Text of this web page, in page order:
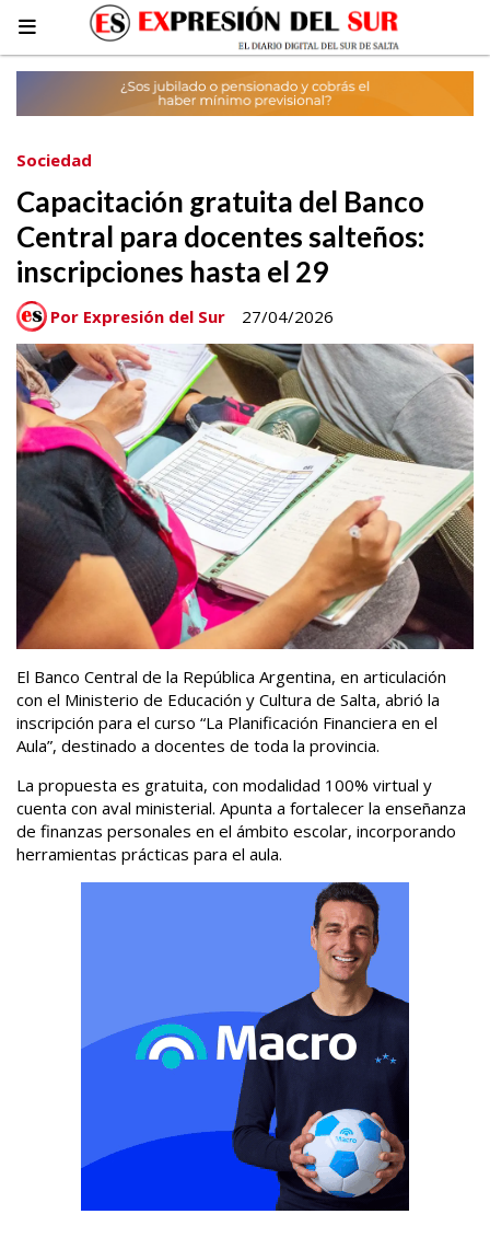
Capacitación gratuita del Banco
Central para docentes salteños:
inscripciones hasta el 29
Sociedad
27/04/2026
Por Expresión del Sur
El Banco Central de la República Argentina, en articulación
con el Ministerio de Educación y Cultura de Salta, abrió la
inscripción para el curso “La Planificación Financiera en el
Aula”, destinado a docentes de toda la provincia.
La propuesta es gratuita, con modalidad 100% virtual y
cuenta con aval ministerial. Apunta a fortalecer la enseñanza
de finanzas personales en el ámbito escolar, incorporando
herramientas prácticas para el aula.